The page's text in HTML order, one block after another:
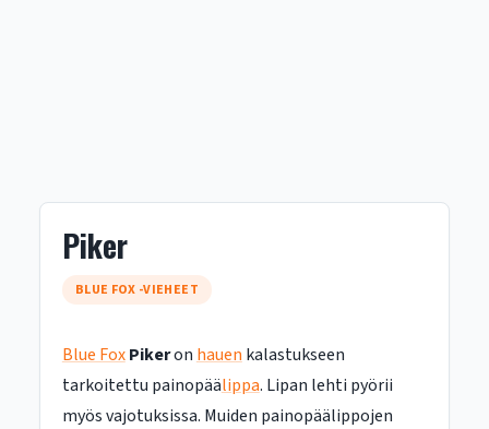
Piker
BLUE FOX -VIEHEET
Blue FoxPikeron hauen kalastukseen
tarkoitettu painopäälippa. Lipan lehti pyörii
myös vajotuksissa. Muiden painopäälippojen